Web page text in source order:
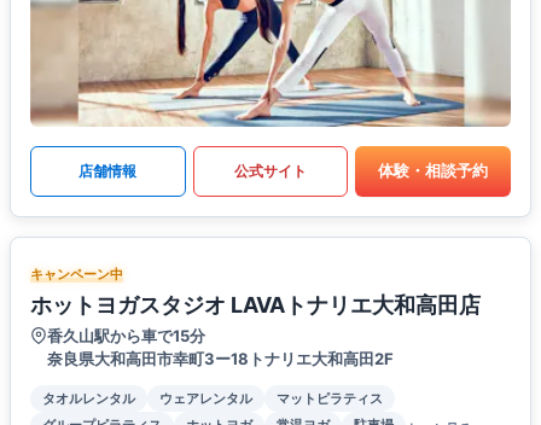
店舗情報 公式サイト 体験・相談予約
キャンペーン中
ホットヨガスタジオ LAVAトナリエ大和高田店
香久山駅から車で15分
奈良県大和高田市幸町3ー18トナリエ大和高田2F
タオルレンタル ウェアレンタル
マットピラティス